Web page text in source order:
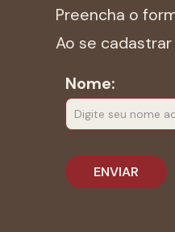
Preencha o
Ao se
Nome: